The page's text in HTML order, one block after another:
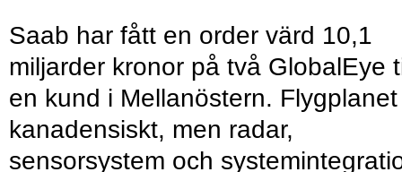
Saab har fått en order värd 10,1
miljarder kronor på två GlobalEye
en kund i Mellanöstern.
kanadensiskt, men radar,
sensorsystem och